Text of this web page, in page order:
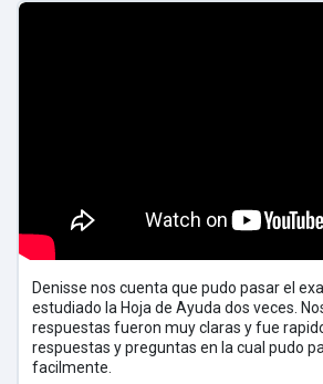
Denisse nos cuenta que pudo pasar el
estudiado la Hoja de Ayuda dos veces.
respuestas fueron muy claras y fue
respuestas y preguntas en la cual pudo
facilmente.